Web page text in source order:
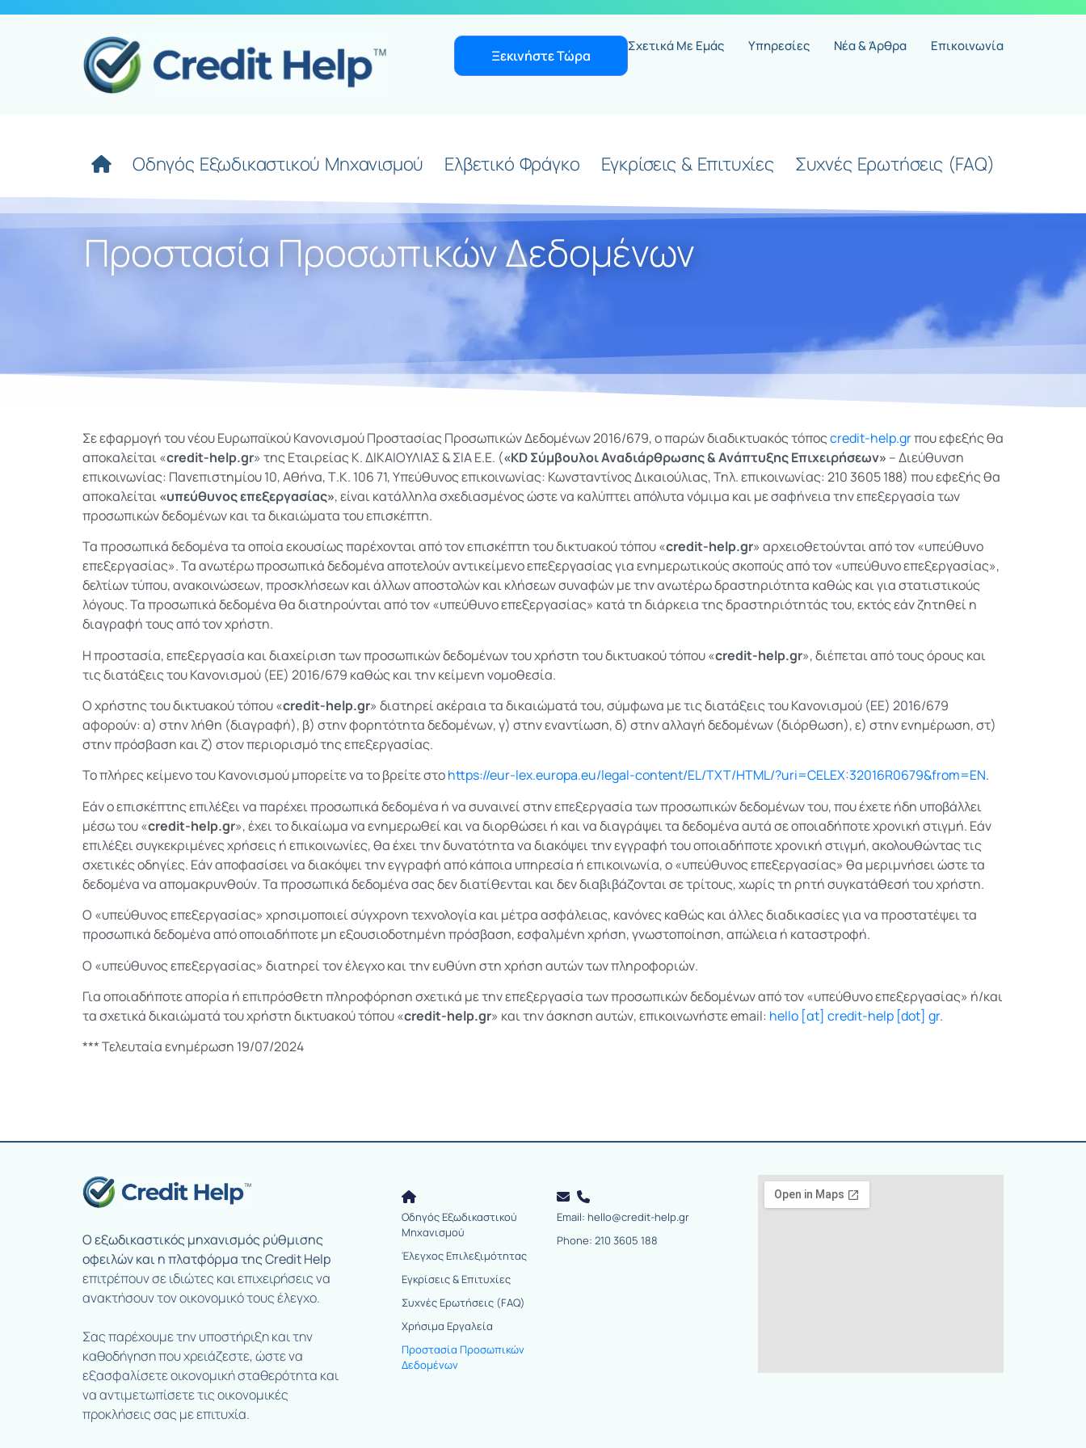
Ξεκινήστε Τώρα
Σχετικά Με Εμάς Υπηρεσίες Νέα & Άρθρα Επικοινωνία
Οδηγός Εξωδικαστικού Μηχανισμού Ελβετικό Φράγκο Εγκρίσεις & Επιτυχίες Συχνές Ερωτήσεις (FAQ)
Προστασία Προσωπικών Δεδομένων
Σε εφαρμογή του νέου Ευρωπαϊκού Κανονισμού Προστασίας Προσωπικών Δεδομένων 2016/679, ο παρών διαδικτυακός τόποςcredit-help.grπου εφεξής θα
αποκαλείται «credit-help.gr» της Εταιρείας Κ. ΔΙΚΑΙΟΥΛΙΑΣ & ΣΙΑ Ε.Ε. («KD Σύμβουλοι Αναδιάρθρωσης & Ανάπτυξης Επιχειρήσεων» – Διεύθυνση
επικοινωνίας: Πανεπιστημίου 10, Αθήνα, Τ.Κ. 106 71, Υπεύθυνος επικοινωνίας: Κωνσταντίνος Δικαιούλιας, Τηλ. επικοινωνίας: 210 3605 188) που εφεξής θα
αποκαλείται «υπεύθυνος επεξεργασίας», είναι κατάλληλα σχεδιασμένος ώστε να καλύπτει απόλυτα νόμιμα και με σαφήνεια την επεξεργασία των
προσωπικών δεδομένων και τα δικαιώματα του επισκέπτη.
Τα προσωπικά δεδομένα τα οποία εκουσίως παρέχονται από τον επισκέπτη του δικτυακού τόπου «credit-help.gr» αρχειοθετούνται από τον «υπεύθυνο
επεξεργασίας». Τα ανωτέρω προσωπικά δεδομένα αποτελούν αντικείμενο επεξεργασίας για ενημερωτικούς σκοπούς από τον «υπεύθυνο επεξεργασίας»,
δελτίων τύπου, ανακοινώσεων, προσκλήσεων και άλλων αποστολών και κλήσεων συναφών με την ανωτέρω δραστηριότητα καθώς και για στατιστικούς
λόγους. Τα προσωπικά δεδομένα θα διατηρούνται από τον «υπεύθυνο επεξεργασίας» κατά τη διάρκεια της δραστηριότητάς του, εκτός εάν ζητηθεί η
διαγραφή τους από τον χρήστη.
Η προστασία, επεξεργασία και διαχείριση των προσωπικών δεδομένων του χρήστη του δικτυακού τόπου «credit-help.gr», διέπεται από τους όρους και
τις διατάξεις του Κανονισμού (ΕΕ) 2016/679 καθώς και την κείμενη νομοθεσία.
Ο χρήστης του δικτυακού τόπου «credit-help.gr» διατηρεί ακέραια τα δικαιώματά του, σύμφωνα με τις διατάξεις του Κανονισμού (ΕΕ) 2016/679
αφορούν: α) στην λήθη (διαγραφή), β) στην φορητότητα δεδομένων, γ) στην εναντίωση, δ) στην αλλαγή δεδομένων (διόρθωση), ε) στην ενημέρωση, στ)
στην πρόσβαση και ζ) στον περιορισμό της επεξεργασίας.
Το πλήρες κείμενο του Κανονισμού μπορείτε να το βρείτε στοhttps://eur-lex.europa.eu/legal-content/EL/TXT/HTML/?uri=CELEX:32016R0679&from=EN.
Εάν ο επισκέπτης επιλέξει να παρέχει προσωπικά δεδομένα ή να συναινεί στην επεξεργασία των προσωπικών δεδομένων του, που έχετε ήδη υποβάλλει
μέσω του «credit-help.gr», έχει το δικαίωμα να ενημερωθεί και να διορθώσει ή και να διαγράψει τα δεδομένα αυτά σε οποιαδήποτε χρονική στιγμή. Εάν
επιλέξει συγκεκριμένες χρήσεις ή επικοινωνίες, θα έχει την δυνατότητα να διακόψει την εγγραφή του οποιαδήποτε χρονική στιγμή, ακολουθώντας τις
σχετικές οδηγίες. Εάν αποφασίσει να διακόψει την εγγραφή από κάποια υπηρεσία ή επικοινωνία, ο «υπεύθυνος επεξεργασίας» θα μεριμνήσει ώστε τα
δεδομένα να απομακρυνθούν. Τα προσωπικά δεδομένα σας δεν διατίθενται και δεν διαβιβάζονται σε τρίτους, χωρίς τη ρητή συγκατάθεσή του χρήστη.
Ο «υπεύθυνος επεξεργασίας» χρησιμοποιεί σύγχρονη τεχνολογία και μέτρα ασφάλειας, κανόνες καθώς και άλλες διαδικασίες για να προστατέψει τα
προσωπικά δεδομένα από οποιαδήποτε μη εξουσιοδοτημένη πρόσβαση, εσφαλμένη χρήση, γνωστοποίηση, απώλεια ή καταστροφή.
Ο «υπεύθυνος επεξεργασίας» διατηρεί τον έλεγχο και την ευθύνη στη χρήση αυτών των πληροφοριών.
Για οποιαδήποτε απορία ή επιπρόσθετη πληροφόρηση σχετικά με την επεξεργασία των προσωπικών δεδομένων από τον «υπεύθυνο επεξεργασίας» ή/και
τα σχετικά δικαιώματά του χρήστη δικτυακού τόπου «credit-help.gr» και την άσκηση αυτών, επικοινωνήστε email: hello [αt] credit-help [dοt] gr.
*** Τελευταία ενημέρωση 19/07/2024
Ο εξωδικαστικός μηχανισμός ρύθμισης
οφειλών και η πλατφόρμα της Credit Help
επιτρέπουν σε ιδιώτες και επιχειρήσεις να
ανακτήσουν τον οικονομικό τους έλεγχο.
Σας παρέχουμε την υποστήριξη και την
καθοδήγηση που χρειάζεστε, ώστε να
εξασφαλίσετε οικονομική σταθερότητα και
να αντιμετωπίσετε τις οικονομικές
προκλήσεις σας με επιτυχία.
Οδηγός Εξωδικαστικού
Μηχανισμού
Έλεγχος Επιλεξιμότητας
Εγκρίσεις & Επιτυχίες
Συχνές Ερωτήσεις (FAQ)
Χρήσιμα Εργαλεία
Προστασία Προσωπικών
Δεδομένων
Email: hello@credit-help.gr
Phone: 210 3605 188